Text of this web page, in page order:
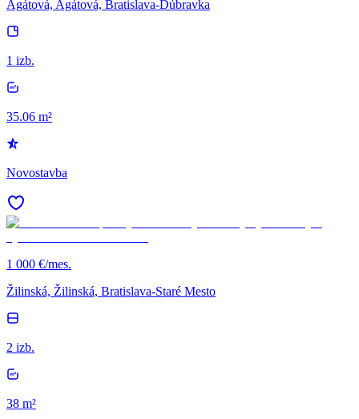
Agátová, Agátová, Bratislava-Dúbravka
1 izb.
35.06 m²
Novostavba
1 000 €/mes.
Žilinská, Žilinská, Bratislava-Staré Mesto
2 izb.
38 m²